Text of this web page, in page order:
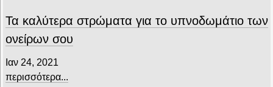
Τα καλύτερα στρώματα για το υπνοδωμάτιο των
ονείρων σου
Ιαν 24, 2021
περισσότερα...